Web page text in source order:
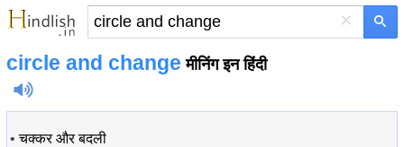
×
circle and change मीनिंग इन हिंदी
•चक्‍कर और बदली